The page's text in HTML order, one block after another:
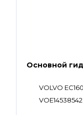
Основной
VOLVO
VOE14538542